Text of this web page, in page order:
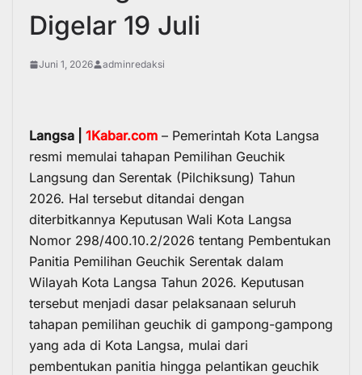
Digelar 19 Juli
Juni 1, 2026 adminredaksi
Langsa | 1Kabar.com – Pemerintah Kota Langsa
resmi memulai tahapan Pemilihan Geuchik
Langsung dan Serentak (Pilchiksung) Tahun
2026. Hal tersebut ditandai dengan
diterbitkannya Keputusan Wali Kota Langsa
Nomor 298/400.10.2/2026 tentang Pembentukan
Panitia Pemilihan Geuchik Serentak dalam
Wilayah Kota Langsa Tahun 2026. Keputusan
tersebut menjadi dasar pelaksanaan seluruh
tahapan pemilihan geuchik di gampong-gampong
yang ada di Kota Langsa, mulai dari
pembentukan panitia hingga pelantikan geuchik